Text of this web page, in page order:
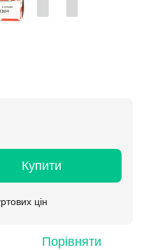
Купити
цін
Порівняти